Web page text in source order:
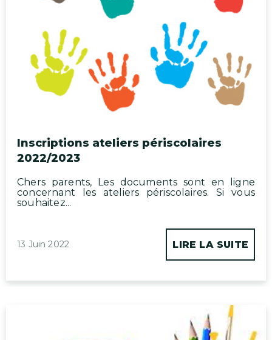
Inscriptions ateliers périscolaires
2022/2023
Chers parents, Les documents sont en ligne
concernant les ateliers périscolaires. Si vous
souhaitez...
13 Juin 2022 LIRE LA SUITE